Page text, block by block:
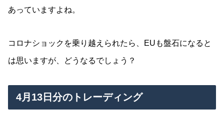
あっていますよね。
コロナショックを乗り越えられたら、EUも盤石になると
は思いますが、どうなるでしょう？
4月13日分のトレーディング